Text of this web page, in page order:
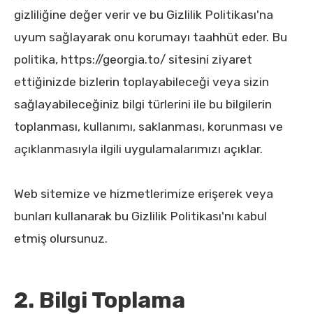
gizliliğine değer verir ve bu Gizlilik Politikası'na
uyum sağlayarak onu korumayı taahhüt eder. Bu
politika, https://georgia.to/ sitesini ziyaret
ettiğinizde bizlerin toplayabileceği veya sizin
sağlayabileceğiniz bilgi türlerini ile bu bilgilerin
toplanması, kullanımı, saklanması, korunması ve
açıklanmasıyla ilgili uygulamalarımızı açıklar.
Web sitemize ve hizmetlerimize erişerek veya
bunları kullanarak bu Gizlilik Politikası'nı kabul
etmiş olursunuz.
2. Bilgi Toplama